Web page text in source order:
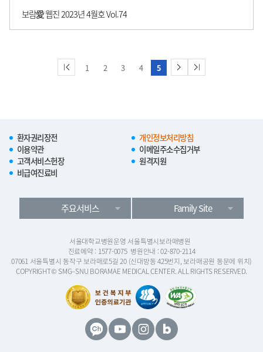
보람愛 웹진 2023년 4월호 Vol.74
1 2 3 4 5
환자권리장전
개인정보처리방침
이용약관
이메일주소수집거부
고객서비스헌장
원격지원
비급여진료비
주요서비스 Family Site
서울대학교병원운영 서울특별시보라매병원
진료예약 : 1577-0075 병원안내 : 02-870-2114
07061 서울특별시 동작구 보라매로5길 20 (신대방동 425번지, 보라매공원 동문에 위치)
COPYRIGHT© SMG–SNU BORAMAE MEDICAL CENTER. ALL RIGHTS RESERVED.